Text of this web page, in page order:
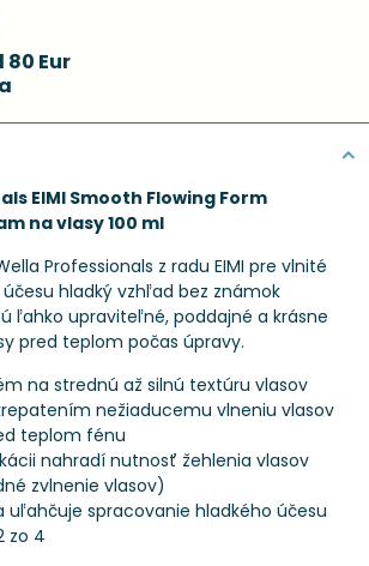
Eur
EIMI Smooth Flowing Form
na vlasy 100 ml
Professionals z radu EIMI pre vlnité
hladký vzhľad bez známok
ľahko upraviteľné, poddajné a krásne
pred teplom počas úpravy.
na strednú až silnú textúru vlasov
nežiaducemu vlneniu vlasov
teplom fénu
nahradí nutnosť žehlenia vlasov
zvlnenie vlasov)
uľahčuje spracovanie hladkého účesu
zo 4